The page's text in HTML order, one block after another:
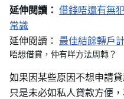
延伸閱讀： 借錢唔還有無
常識
延伸閱讀： 最佳結餘轉戶
唔想借貸，仲有咩方法周轉？
如果因某些原因不想申請
只是未必如私人貸款方便